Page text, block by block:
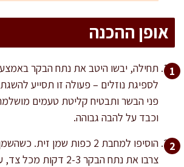
אופן ההכנה
תחילה, יבשו היטב את נתח הבקר
לספיגת נוזלים – פעולה זו תסייע
פני הבשר ותבטיח קליטת טעמים
וכבד על להבה גבוהה.
הוסיפו למחבת 2 כפות שמן
צרבו את נתח הבקר 2-3